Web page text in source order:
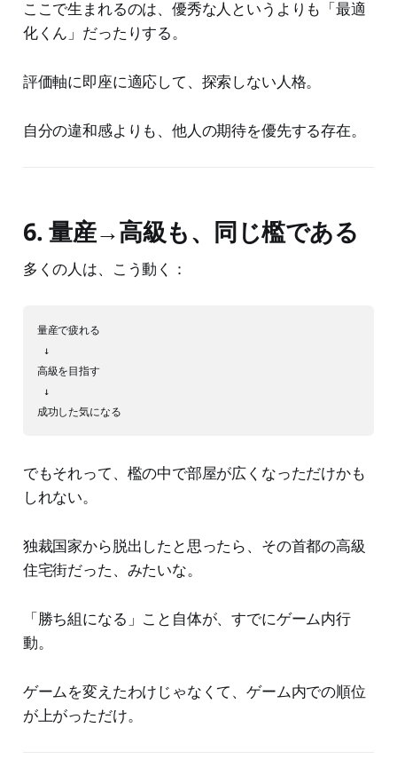
ここで生まれるのは、優秀な人というよりも「最適
化くん」だったりする。
評価軸に即座に適応して、探索しない人格。
自分の違和感よりも、他人の期待を優先する存在。
6. 量産→高級も、同じ檻である
多くの人は、こう動く：
量産で疲れる
↓
高級を目指す
↓
でもそれって、檻の中で部屋が広くなっただけかも
しれない。
独裁国家から脱出したと思ったら、その首都の高級
住宅街だった、みたいな。
「勝ち組になる」こと自体が、すでにゲーム内行
動。
ゲームを変えたわけじゃなくて、ゲーム内での順位
が上がっただけ。